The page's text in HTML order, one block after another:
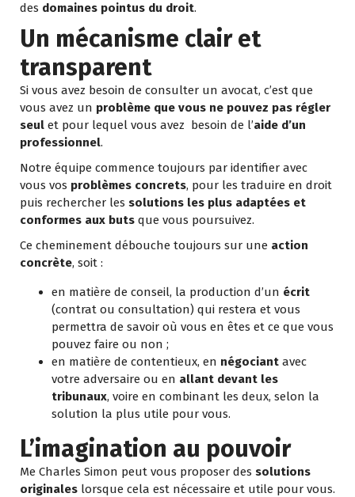
des domaines pointus du droit.
Un mécanisme clair et
transparent
Si vous avez besoin de consulter un avocat, c’est que
vous avez un problème que vous ne pouvez pas régler
seul et pour lequel vous avez besoin de l’aide d’un
professionnel.
Notre équipe commence toujours par identifier avec
vous vos problèmes concrets, pour les traduire en droit
puis rechercher les solutions les plus adaptées et
conformes aux buts que vous poursuivez.
Ce cheminement débouche toujours sur une action
concrète, soit :
en matière de conseil, la production d’un écrit
(contrat ou consultation) qui restera et vous
permettra de savoir où vous en êtes et ce que vous
pouvez faire ou non ;
en matière de contentieux, en négociant avec
votre adversaire ou en allant devant les
tribunaux, voire en combinant les deux, selon la
solution la plus utile pour vous.
L’imagination au pouvoir
Me Charles Simon peut vous proposer des solutions
originales lorsque cela est nécessaire et utile pour vous.